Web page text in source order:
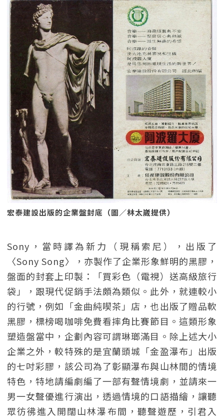
宏泰建設出版的企業盤封底（圖／林太崴提供）
Sony，當時譯為新力（現稱索尼），出版了
〈Sony Song〉，亦製作了企業形象鮮明的黑膠，
盤面的封套上印製：「買彩色（電視）送高級旅行
袋」，跟現代促銷手法頗為類似。此外，就連較小
的行號，例如「金曲純喫茶」店，也出版了贈品軟
黑膠，標榜喝咖啡免費看摔角比賽節目。這類形象
塑造盤當中，企劃內容可謂琳瑯滿目。除上述大小
企業之外，較特殊的是宜蘭頭城「金盈瀑布」出版
的七吋彩膠，該公司為了彰顯瀑布與山林間的情境
特色，特地請編劇編了一部有聲情境劇，並請來一
男一女聲優進行演出，透過情境的口語描繪，讓聽
眾彷彿進入開闊山林瀑布間，聽聲遊歷，引君入